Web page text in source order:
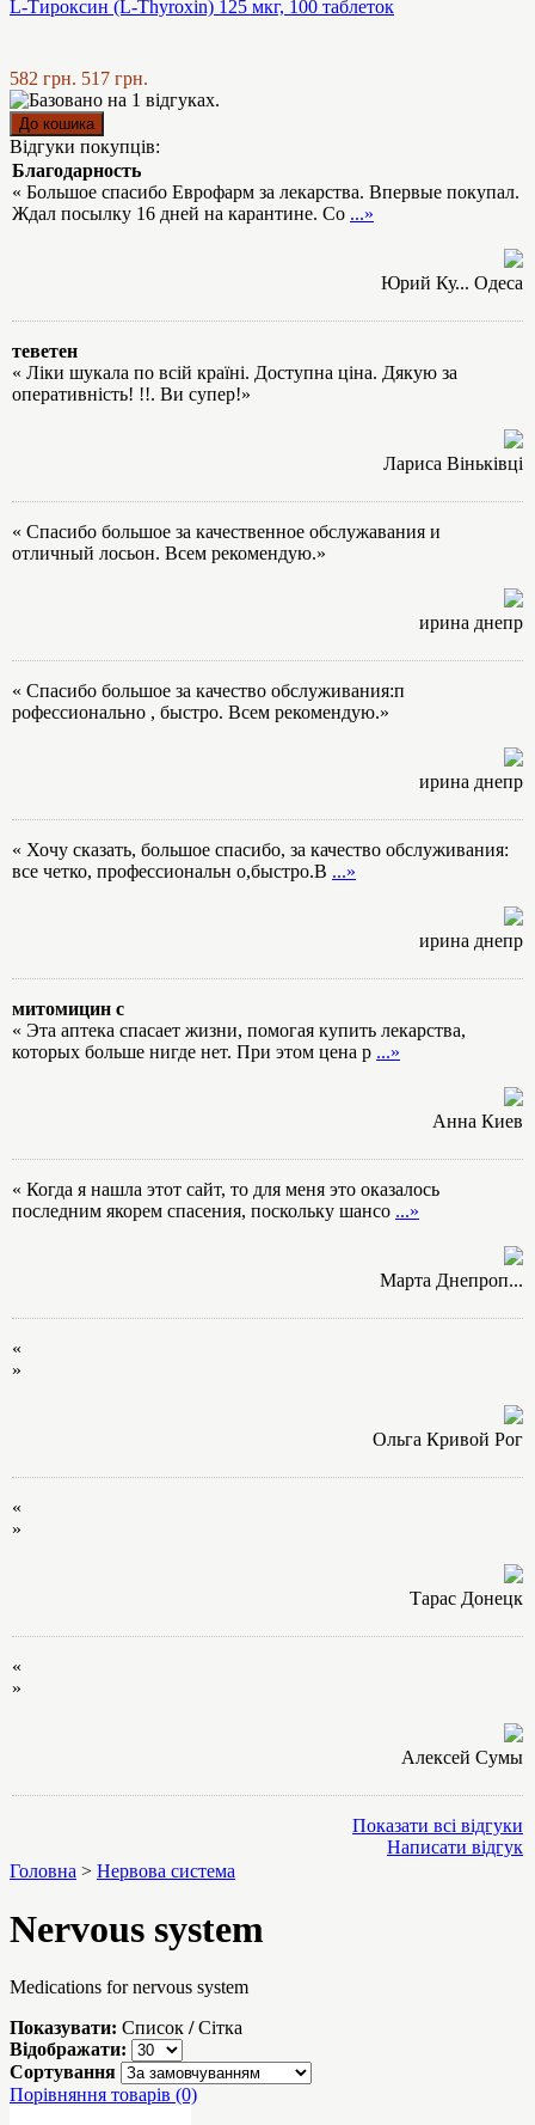
L-Тироксин (L-Thyroxin) 125 мкг, 100 таблеток
582 грн. 517 грн.
Відгуки покупців:
Благодарность
« Большое спасибо Еврофарм за лекарства. Впервые покупал.
Ждал посылку 16 дней на карантине. Со ...»
Юрий Ку... Одеса
теветен
« Ліки шукала по всій країні. Доступна ціна. Дякую за
оперативність! !!. Ви супер!»
Лариса Віньківці
« Спасибо большое за качественное обслужавания и
отличный лосьон. Всем рекомендую.»
ирина днепр
« Спасибо большое за качество обслуживания:п
рофессионально , быстро. Всем рекомендую.»
ирина днепр
« Хочу сказать, большое спасибо, за качество обслуживания:
все четко, профессиональн о,быстро.В ...»
ирина днепр
митомицин с
« Эта аптека спасает жизни, помогая купить лекарства,
которых больше нигде нет. При этом цена р ...»
Анна Киев
« Когда я нашла этот сайт, то для меня это оказалось
последним якорем спасения, поскольку шансо ...»
Марта Днепроп...
«
»
Ольга Кривой Рог
«
»
Тарас Донецк
«
»
Алексей Сумы
Показати всі відгуки
Написати відгук
Головна > Нервова система
Nervous system
Medications for nervous system
Показувати: Список / Сітка
Відображати:
Сортування
Порівняння товарів (0)